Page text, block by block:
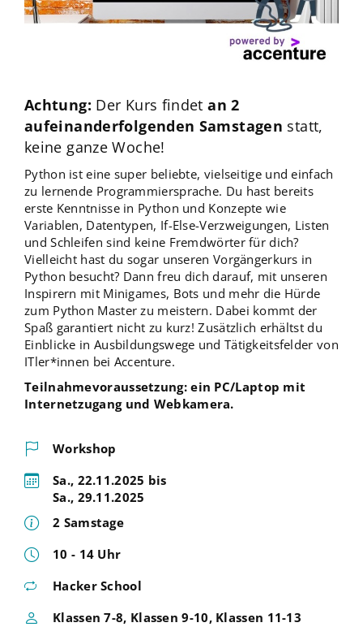
Achtung: Der Kurs findetan 2
aufeinanderfolgenden Samstagen statt,
keine ganze Woche!
Python ist eine super beliebte, vielseitige und einfach
zu lernende Programmiersprache. Du hast bereits
erste Kenntnisse in Python und Konzepte wie
Variablen, Datentypen, If-Else-Verzweigungen, Listen
und Schleifen sind keine Fremdwörter für dich?
Vielleicht hast du sogar unseren Vorgängerkurs in
Python besucht? Dann freu dich darauf, mit unseren
Inspirern mit Minigames, Bots und mehr die Hürde
zum Python Master zu meistern. Dabei kommt der
Spaß garantiert nicht zu kurz! Zusätzlich erhältst du
Einblicke in Ausbildungswege und Tätigkeitsfelder von
ITler*innen bei Accenture.
Teilnahmevoraussetzung: ein PC/Laptop mit
Internetzugang und Webkamera.
Workshop
Sa., 22.11.2025 bis
Sa., 29.11.2025
2 Samstage
10 - 14 Uhr
Hacker School
Klassen 7-8, Klassen 9-10, Klassen 11-13